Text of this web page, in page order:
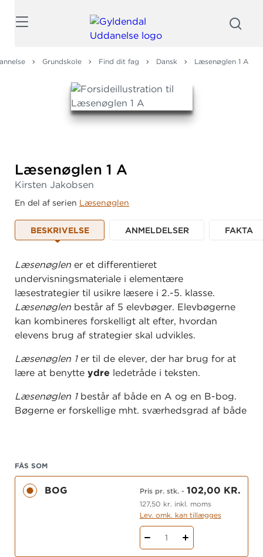
Grundskole Find dit fag Dansk Læsenøglen 1 A
Læsenøglen 1 A
Kirsten Jakobsen
En del af serien Læsenøglen
BESKRIVELSE ANMELDELSER FAKTA
Læsenøglen er et differentieret
undervisningsmateriale i elementære
læsestrategier til usikre læsere i 2.-5. klasse.
Læsenøglen består af 5 elevbøger. Elevbøgerne
kan kombineres forskelligt alt efter, hvordan
elevens brug af strategier skal udvikles.
Læsenøglen 1er til de elever, der har brug for at
lære at benytte ydre ledetråde i teksten.
Læsenøglen 1består af både en A og en B-bog.
Bøgerne er forskellige mht. sværhedsgrad af både
FÅS SOM
BOG Pris pr. stk.- 102,00 KR.
127,50 kr. inkl. moms
Lev. omk. kan tillægges
1